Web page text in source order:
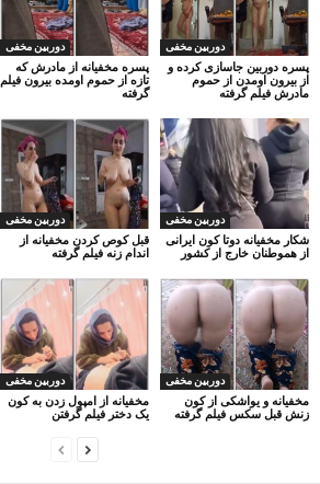
دوربین مخفی
پسره مخفیانه از مادرش که
تازه از حموم اومده بیرون فیلم
گرفته
دوربین مخفی
پسره دوربین جاسازی کرده و
از بیرون اومدن از حموم
مادرش فیلم گرفته
دوربین مخفی
قبل کوص کردن مخفیانه از
اندام زنه فیلم گرفته
دوربین مخفی
شکار مخفیانه دوتا کون ایرانی
از هموطنان خارج از کشور
دوربین مخفی
مخفیانه از امپول زدن به کون
یک دختر فیلم گرفتن
دوربین مخفی
مخفیانه و یواشکی از کون
زنش قبل سکس فیلم گرفته